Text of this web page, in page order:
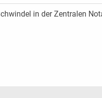
in der Zentralen